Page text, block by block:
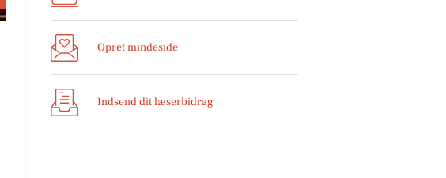
Opret mindeside
Indsend dit læserbidrag